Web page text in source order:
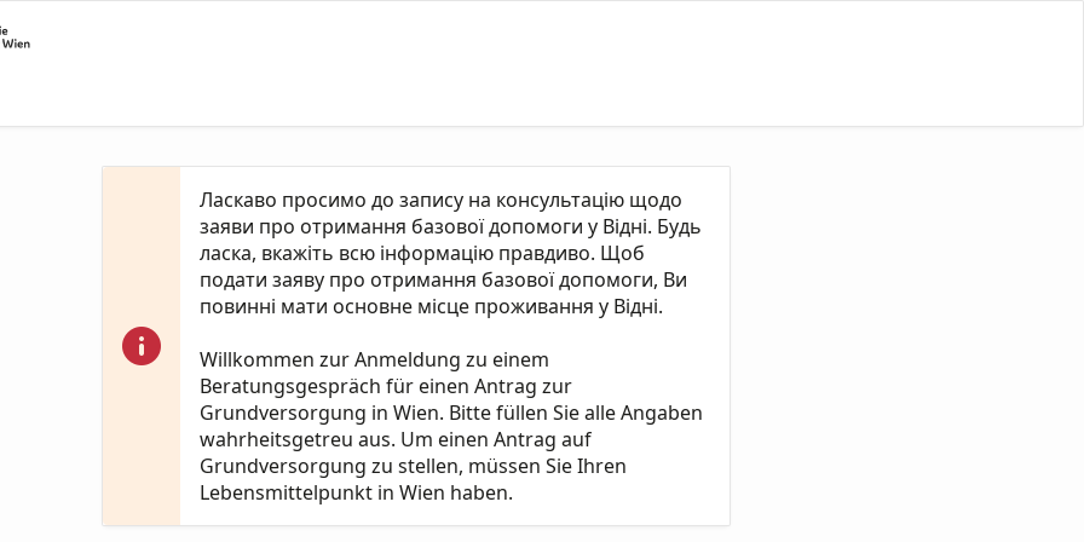
Ласкаво просимо до запису на консультацію щодо
заяви про отримання базової допомоги у Відні. Будь
ласка, вкажіть всю інформацію правдиво. Щоб
подати заяву про отримання базової допомоги, Ви
повинні мати основне місце проживання у Відні.
Willkommen zur Anmeldung zu einem
Beratungsgespräch für einen Antrag zur
Grundversorgung in Wien. Bitte füllen Sie alle Angaben
wahrheitsgetreu aus. Um einen Antrag auf
Grundversorgung zu stellen, müssen Sie Ihren
Lebensmittelpunkt in Wien haben.